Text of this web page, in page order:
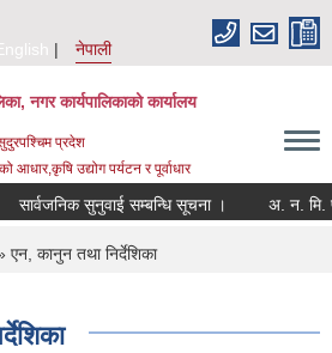
नेपाली
नगर कार्यपालिकाको कार्यालय
प्रदेश
आधार,कृषि उद्योग पर्यटन र पूर्वाधार
सार्वजनिक सुनुवाई सम्बन्धि सूचना ।
एन, कानुन तथा निर्देशिका